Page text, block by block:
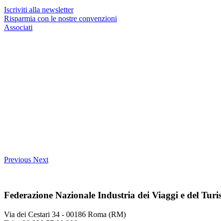
Iscriviti alla newsletter
Risparmia con le nostre convenzioni
Associati
Previous Next
Federazione Nazionale Industria dei Viaggi e del
Via dei Cestari 34 - 00186 Roma (RM)